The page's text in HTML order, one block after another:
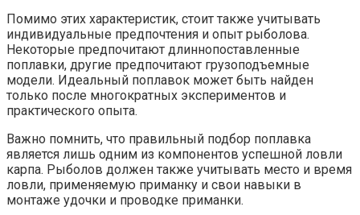
Помимо этих характеристик, стоит также учитывать
индивидуальные предпочтения и опыт рыболова.
Некоторые предпочитают длиннопоставленные
поплавки, другие предпочитают грузоподъемные
модели. Идеальный поплавок может быть найден
только после многократных экспериментов и
практического опыта.
Важно помнить, что правильный подбор поплавка
является лишь одним из компонентов успешной ловли
карпа. Рыболов должен также учитывать место и время
ловли, применяемую приманку и свои навыки в
монтаже удочки и проводке приманки.